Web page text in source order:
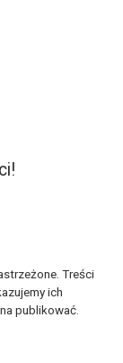
Treści
ich
publikować.